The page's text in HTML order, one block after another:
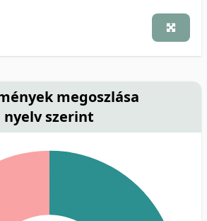
megoszlása
nyelv szerint